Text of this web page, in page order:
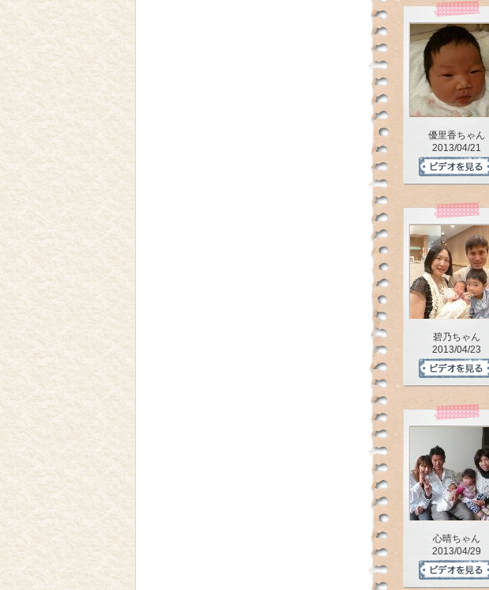
優里香ちゃん
2013/04/21
碧乃ちゃん
2013/04/23
心晴ちゃん
2013/04/29